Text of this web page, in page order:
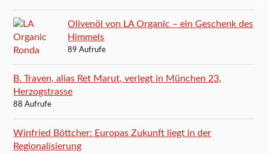
Olivenöl von LA Organic – ein Geschenk des
Himmels
89 Aufrufe
B. Traven, alias Ret Marut, verlegt in München 23,
Herzogstrasse
88 Aufrufe
Winfried Böttcher: Europas Zukunft liegt in der
Regionalisierung